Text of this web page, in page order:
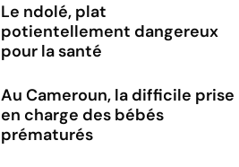
Le ndolé, plat
potientellement dangereux
pour la santé
Au Cameroun, la difficile prise
en charge des bébés
prématurés